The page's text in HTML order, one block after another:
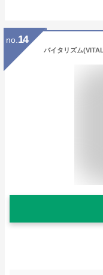
no. 14